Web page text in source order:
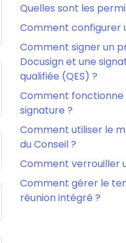
Quelles sont les
Comment configurer
Comment signer un
Docusign et une
qualifiée (QES) ?
Comment fonctionne
signature ?
Comment utiliser le
du Conseil ?
Comment verrouiller
Comment gérer le
réunion intégré ?